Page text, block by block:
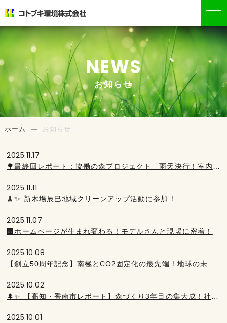
NEWS
お知らせ
ホーム お知らせ
2025.11.17
2025.11.11
🧹✨ 新木場辰巳地域クリーンアップ活動に参加！
2025.11.07
🏢ホームページが生まれ変わる！モデルさんと現場に密着！
2025.10.08
2025.10.02
2025.10.01